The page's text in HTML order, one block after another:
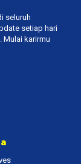
seluruh
setiap hari
Mulai karirmu